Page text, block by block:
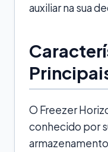
auxiliar na sua
O Freezer
conhecido por